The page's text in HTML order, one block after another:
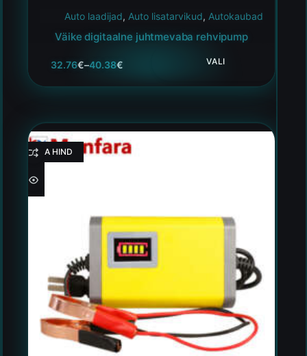
Auto laadijad, Auto lisatarvikud, Autokaubad
Väike digitaalne juhtmevaba rehvipump
32.76€–40.38€ VALI
HEA HIND